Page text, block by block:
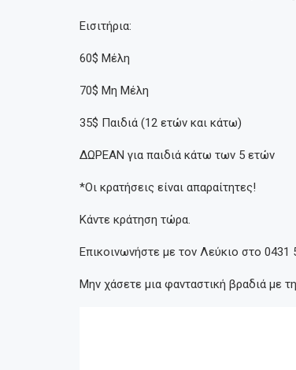
Εισιτήρια:
60$ Μέλη
70$ Μη Μέλη
35$ Παιδιά (12 ετών και κάτω)
ΔΩΡΕΑΝ για παιδιά κάτω των 5 ετών
*Οι κρατήσεις είναι απαραίτητες!
Κάντε κράτηση τώρα.
Επικοινωνήστε με τον Λεύκιο στο 0431
Μην χάσετε μια φανταστική βραδιά με